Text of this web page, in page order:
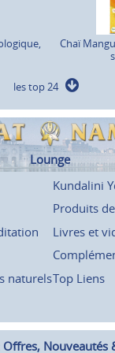
Chaï
les top 24
Lounge
Kundalini
Produits
Livres et
naturelsTop Liens
Nouveautés